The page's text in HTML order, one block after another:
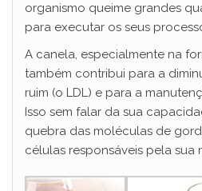
organismo queime grandes
para executar os seus
A canela, especialmente na
também contribui para a
ruim (o LDL) e para a
Isso sem falar da sua
quebra das moléculas de
células responsáveis pela sua